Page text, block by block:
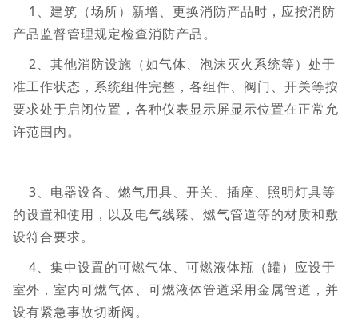
1、建筑（场所）新增、更换消防产品时，应按消防
产品监督管理规定检查消防产品。
2、其他消防设施（如气体、泡沫灭火系统等）处于
准工作状态，系统组件完整，各组件、阀门、开关等按
要求处于启闭位置，各种仪表显示屏显示位置在正常允
许范围内。
3、电器设备、燃气用具、开关、插座、照明灯具等
的设置和使用，以及电气线臻、燃气管道等的材质和敷
设符合要求。
4、集中设置的可燃气体、可燃液体瓶（罐）应设于
室外，室内可燃气体、可燃液体管道采用金属管道，并
设有紧急事故切断阀。